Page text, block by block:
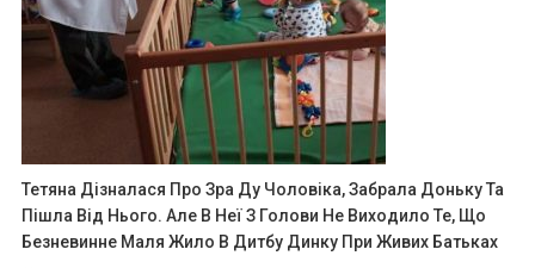
Тетяна Дізналася Про Зра Ду Чоловіка, Забрала Доньку Та
Пішла Від Нього. Але В Неї З Голови Не Виходило Те, Що
Безневинне Маля Жило В Дитбу Динку При Живих Батьках